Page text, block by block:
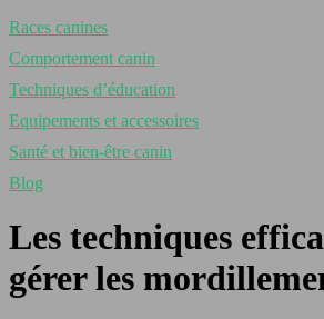
Races canines
Comportement canin
Techniques d’éducation
Equipements et accessoires
Santé et bien-être canin
Blog
Les techniques
gérer les